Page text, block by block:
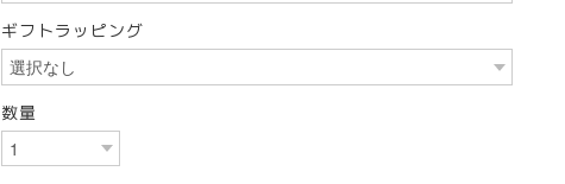
ギフトラッピング
数量